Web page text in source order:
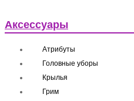
Аксессуары
Атрибуты
Головные уборы
Крылья
Грим